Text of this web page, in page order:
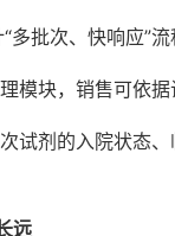
多批次、快响应”
模块，销售可依
试剂的入院状态
远